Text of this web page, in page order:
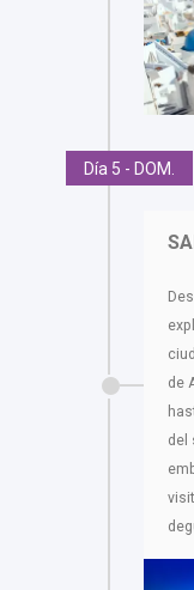
Día 5 - DOM.
de
del